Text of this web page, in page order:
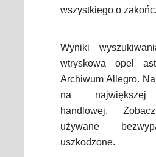
wszystkiego o
Wyniki
wtryskowa opel
Archiwum Allegro.
na największej
handlowej.
używane
uszkodzone.